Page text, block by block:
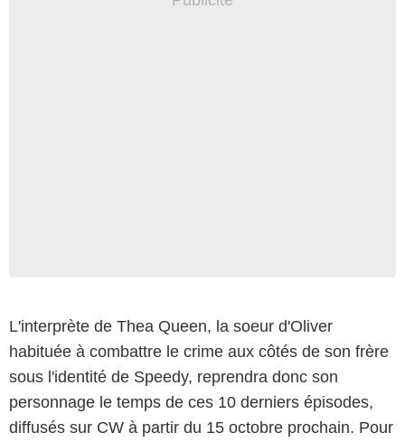
L'interprète de Thea Queen, la soeur d'Oliver
habituée à combattre le crime aux côtés de son frère
sous l'identité de Speedy, reprendra donc son
personnage le temps de ces 10 derniers épisodes,
diffusés sur CW à partir du 15 octobre prochain. Pour